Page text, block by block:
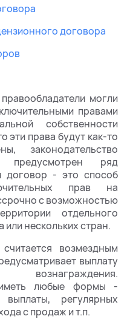
договора
могли
правами
собственности
эти права будут как-то
законодательство
предусмотрен ряд
договор - это способ
прав на
с возможностью
отдельного
или нескольких стран.
возмездным
выплату
любые формы -
регулярных
с продаж и т.п.